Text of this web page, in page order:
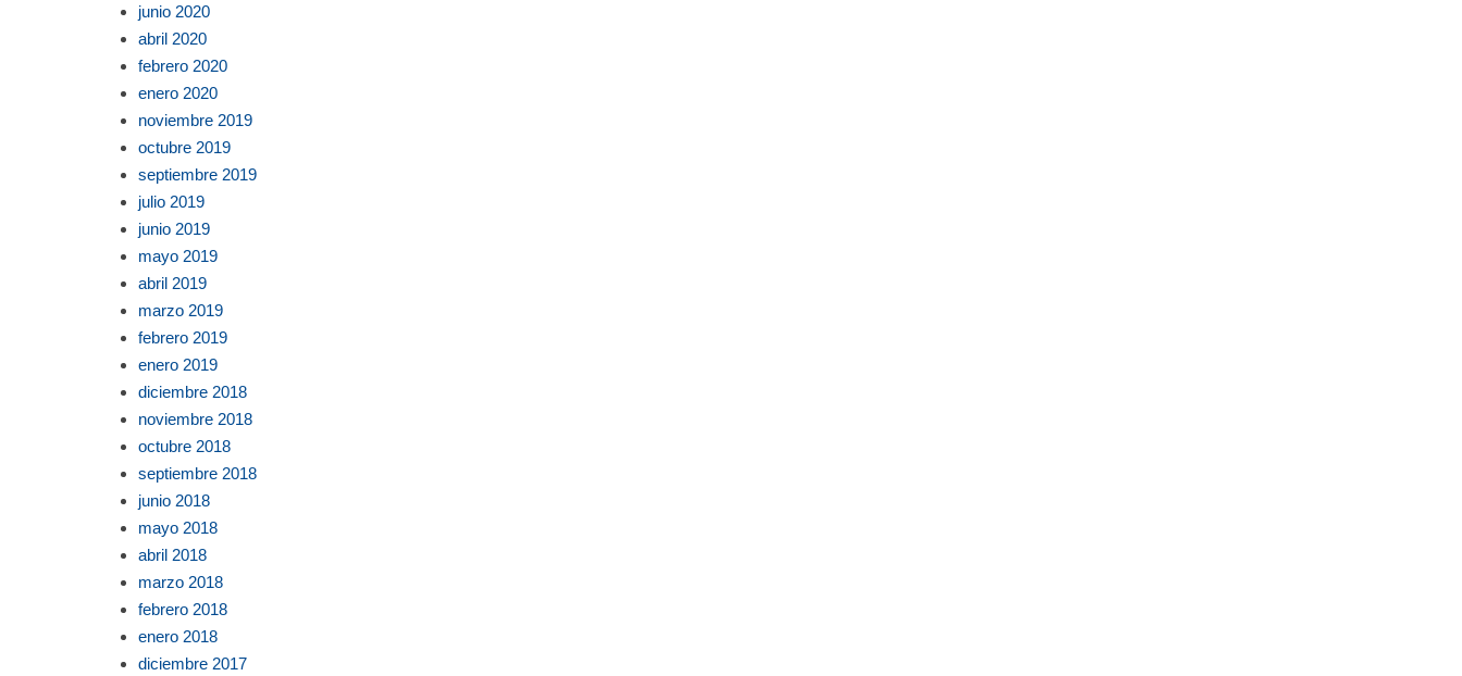
junio 2020
abril 2020
febrero 2020
enero 2020
noviembre 2019
octubre 2019
septiembre 2019
julio 2019
junio 2019
mayo 2019
abril 2019
marzo 2019
febrero 2019
enero 2019
diciembre 2018
noviembre 2018
octubre 2018
septiembre 2018
junio 2018
mayo 2018
abril 2018
marzo 2018
febrero 2018
enero 2018
diciembre 2017